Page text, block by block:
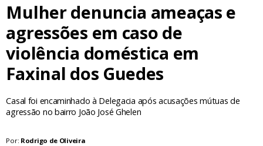
Mulher denuncia ameaças e
agressões em caso de
violência doméstica em
Faxinal dos Guedes
Casal foi encaminhado à Delegacia após acusações mútuas de
agressão no bairro João José Ghelen
Por: Rodrigo de Oliveira